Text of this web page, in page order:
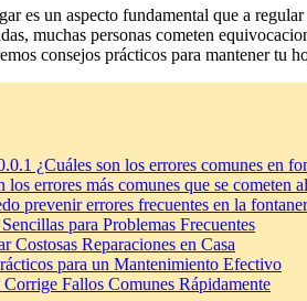
es un aspecto fundamental que a
muchas personas cometen
consejos prácticos para mantener tu
¿Cuáles son los errores comunes en
los errores más comunes que se cometen
prevenir errores frecuentes en la
para Problemas Frecuentes
Costosas Reparaciones en Casa
para un Mantenimiento Efectivo
Fallos Comunes Rápidamente